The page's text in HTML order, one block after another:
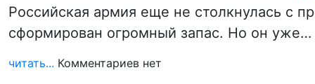
Российская армия еще не столкнулась с
сформирован огромный запас. Но он уже…
читать... Комментариев нет